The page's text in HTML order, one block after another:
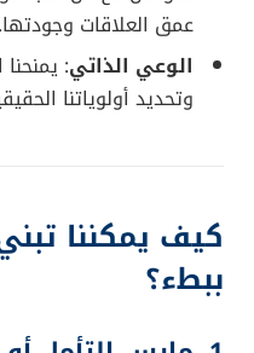
عمق العلاقات وجودتها.
الوعي الذاتي:
وتحديد أولوياتنا
كيف يمكننا
ببطء؟